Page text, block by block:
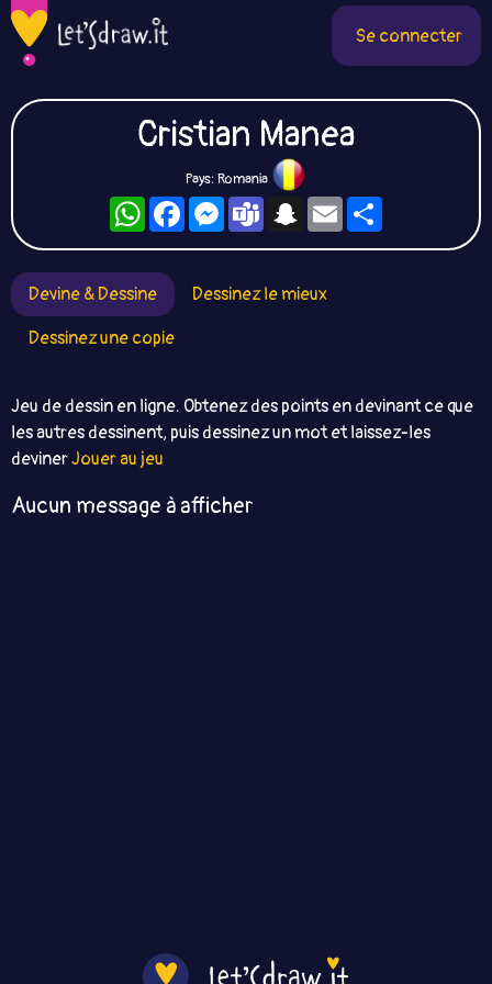
Se connecter
Cristian Manea
Pays: Romania
WhatsAppFacebookMessengerTeamsSnapchat
Email
Devine & Dessine
Dessinez le mieux
Dessinez une copie
Jeu de dessin en ligne. Obtenez des points en devinant ce que
les autres dessinent, puis dessinez un mot et laissez-les
devinerJouer au jeu
Aucun message à afficher